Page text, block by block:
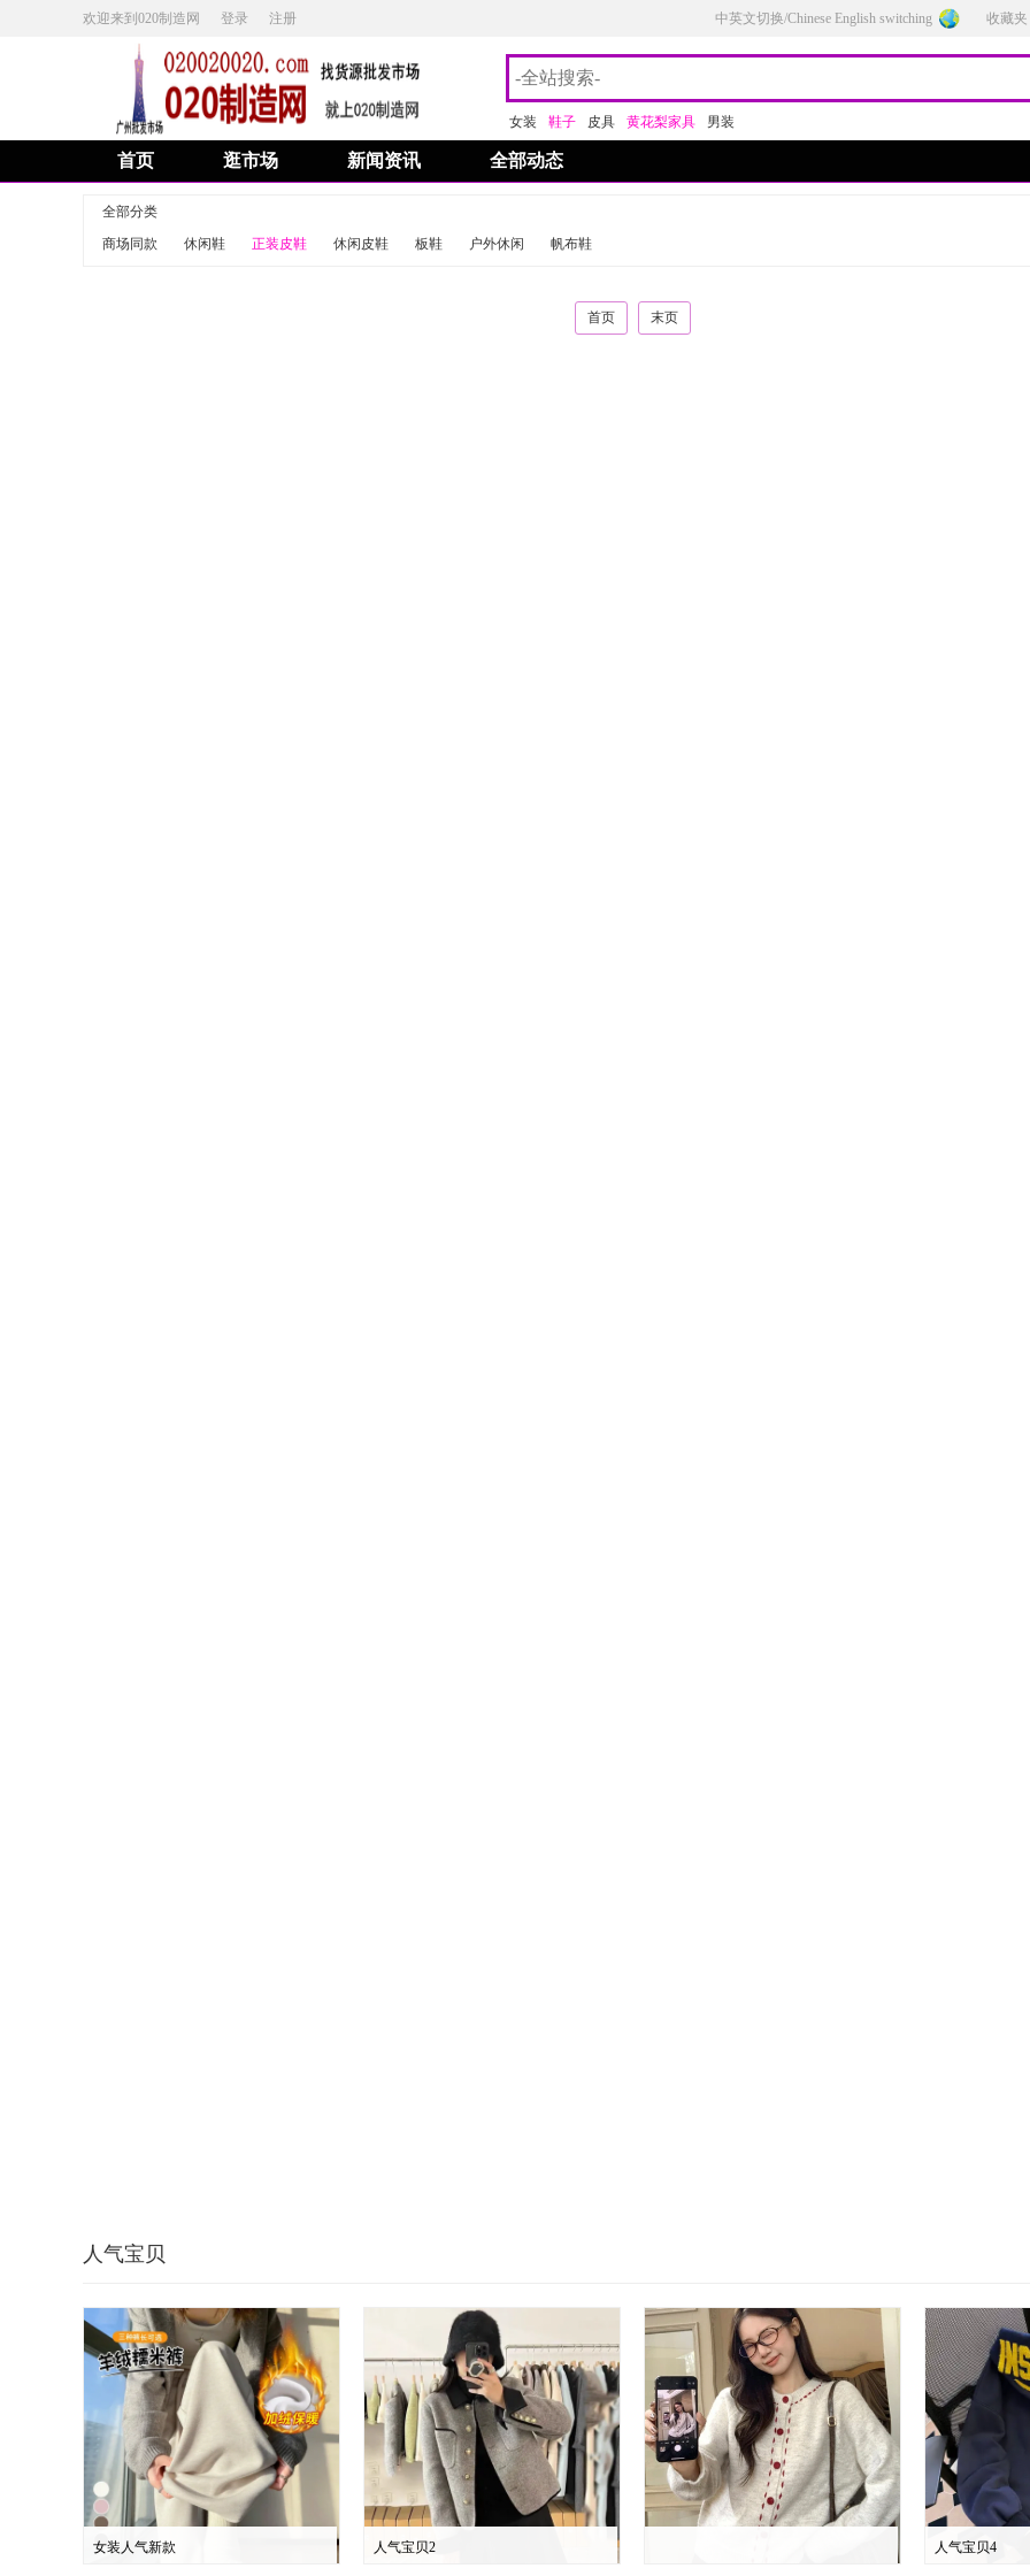
欢迎来到020制造网 登录 注册 中英文切换/Chinese English switching 收藏夹
女装 鞋子 皮具 黄花梨家具 男装
首页 逛市场 新闻资讯 全部动态
全部分类
商场同款
休闲鞋 正装皮鞋 休闲皮鞋 板鞋 户外休闲 帆布鞋
首页 末页
人气宝贝
女装人气新款 人气宝贝2 人气宝贝4